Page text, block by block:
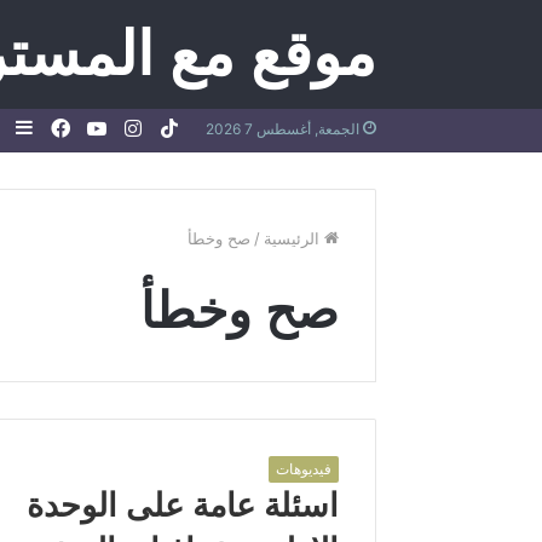
موقع مع
الجمعة, أغسطس 7 2026 فيسبوك يوتيوب
انستقرامTikTok
الرئيسية / صح وخطأ
صح وخطأ
فيديوهات
اسئلة عامة على الوحدة